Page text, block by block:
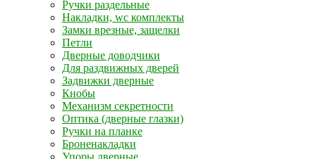
Ручки раздельные
Накладки, wc комплекты
Замки врезные, защелки
Петли
Дверные доводчики
Для раздвижных дверей
Задвижки дверные
Кнобы
Механизм секретности
Оптика (дверные глазки)
Ручки на планке
Броненакладки
Упоры дверные